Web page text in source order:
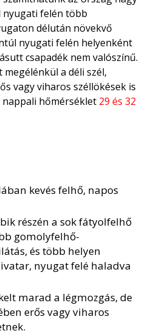
nyugati felén több
délután növekvő
nyugati felén helyenként
csapadék nem valószínű.
a déli szél,
vagy viharos széllökések is
nappali hőmérséklet 29 és 32
kevés felhő, napos
részén a sok fátyolfelhő
gomolyfelhő-
és több helyen
nyugat felé haladva
marad a légmozgás, de
erős vagy viharos